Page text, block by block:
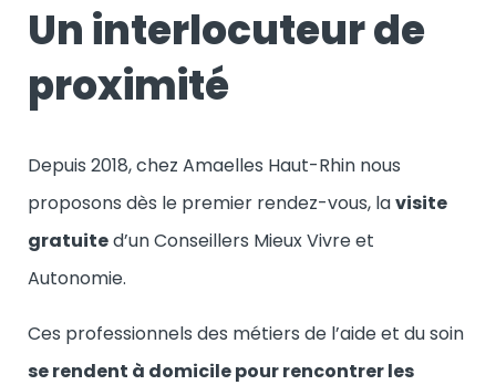
Un interlocuteur de
proximité
Depuis 2018, chez Amaelles Haut-Rhin nous
proposons dès le premier rendez-vous, lavisite
gratuited’un Conseillers Mieux Vivre et
Autonomie.
Ces professionnels des métiers de l’aide et du soin
se rendent à domicile pour rencontrer les